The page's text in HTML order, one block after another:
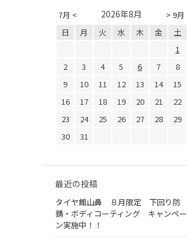
7月 < > 9月
2026年8月
日 月 火 水 木 金
土
1
2
3 4 5 6 7
8
9
10 11 12 13 14
15
16
17 18 19 20 21
22
23
24 25 26 27 28
29
30
31
最近の投稿
タイヤ館山鼻 ８月限定 下回り防
錆・ボディコーティング キャンペー
ン実施中！！